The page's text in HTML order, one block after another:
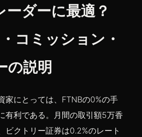
ーダーに最適？
コミッション・
の説明
家にとっては、FTNBの0%の手
有利である。月間の取引額5万香
ビクトリー証券は0.2%のレート